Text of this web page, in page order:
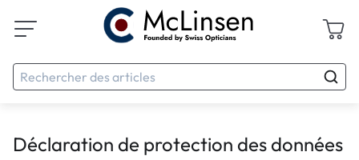
Déclaration de protection des données